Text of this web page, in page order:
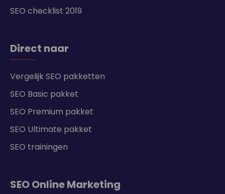
SEO checklist 2019
Direct naar
Vergelijk SEO pakketten
SEO Basic pakket
SEO Premium pakket
SEO Ultimate pakket
SEO trainingen
SEO Online Marketing